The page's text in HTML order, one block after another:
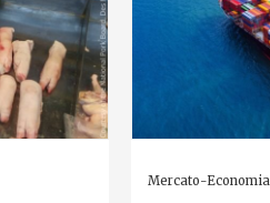
Mercato-Economia